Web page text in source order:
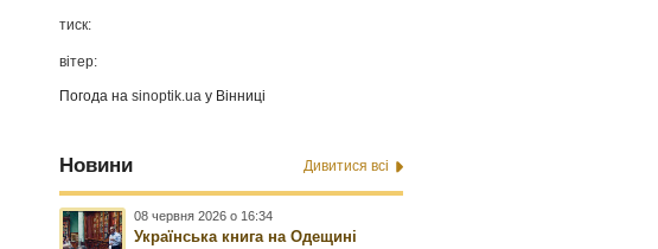
тиск:
вітер:
Погода наsinoptik.ua у Вінниці
Новини Дивитися всі
08 червня 2026 о 16:34
Українська книга на Одещині